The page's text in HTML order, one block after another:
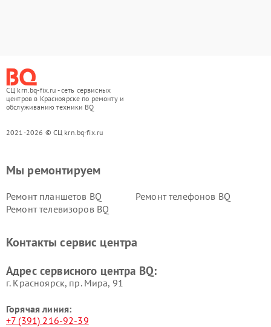
СЦ krn.bq-fix.ru - сеть сервисных
центров в Красноярске по ремонту и
обслуживанию техники BQ
2021-2026 © СЦ krn.bq-fix.ru
Мы ремонтируем
Ремонт планшетов BQ
Ремонт телефонов BQ
Ремонт телевизоров BQ
Контакты сервис центра
Адрес сервисного центра BQ:
г. Красноярск, ​пр. Мира, 91
Горячая линия:
+7 (391) 216-92-39